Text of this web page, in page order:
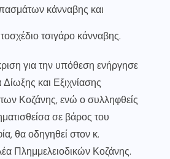
κάνναβης και
τσιγάρο κάνναβης.
για την υπόθεση ενήργησε
και Εξιχνίασης
Κοζάνης, ενώ ο συλληφθείς
σε βάρος του
θα οδηγηθεί στον κ.
Πλημμελειοδικών Κοζάνης.